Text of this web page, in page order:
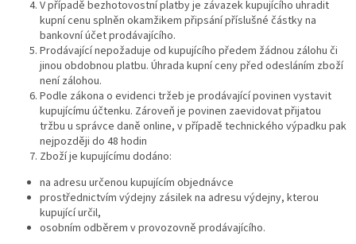
V případě bezhotovostní platby je závazek kupujícího uhradit
kupní cenu splněn okamžikem připsání příslušné částky na
bankovní účet prodávajícího.
Prodávající nepožaduje od kupujícího předem žádnou zálohu či
jinou obdobnou platbu. Úhrada kupní ceny před odesláním zboží
není zálohou.
Podle zákona o evidenci tržeb je prodávající povinen vystavit
kupujícímu účtenku. Zároveň je povinen zaevidovat přijatou
tržbu u správce daně online, v případě technického výpadku pak
nejpozději do 48 hodin
Zboží je kupujícímu dodáno:
na adresu určenou kupujícím objednávce
prostřednictvím výdejny zásilek na adresu výdejny, kterou
kupující určil,
osobním odběrem v provozovně prodávajícího.